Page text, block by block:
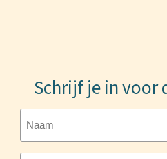
Schrijf je in voor
Naam